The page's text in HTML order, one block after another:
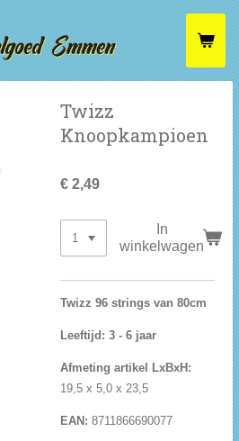
Twizz
Knoopkampioen
€ 2,49
In
winkelwagen
Twizz 96 strings van 80cm
Leeftijd: 3 - 6 jaar
Afmeting artikel LxBxH:
19,5 x 5,0 x 23,5
EAN: 8711866690077